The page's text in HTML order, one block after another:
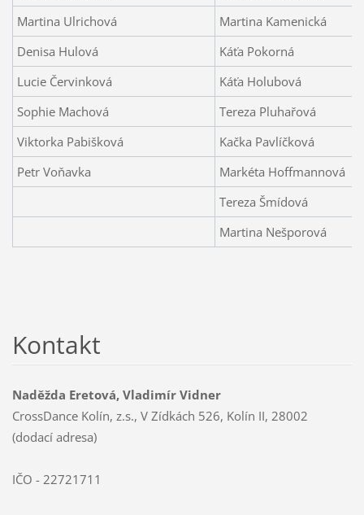
Martina Ulrichová
Martina Kamenická
Denisa Hulová
Káťa Pokorná
Lucie Červinková
Káťa Holubová
Sophie Machová
Tereza Pluhařová
Viktorka Pabišková
Kačka Pavlíčková
Petr Voňavka
Markéta Hoffmannová
Tereza Šmídová
Martina Nešporová
Kontakt
Naděžda Eretová, Vladimír Vidner
CrossDance Kolín, z.s., V Zídkách 526, Kolín II, 28002
(dodací adresa)
IČO - 22721711